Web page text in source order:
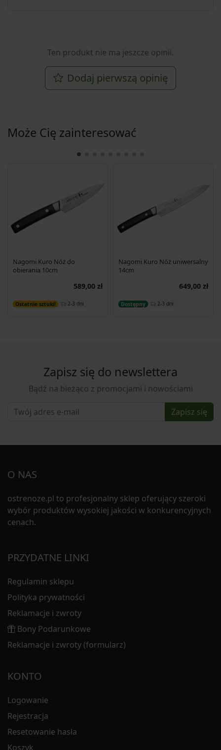
Ten produkt nie ma jeszcze opinii.
Dodaj pierwszą opinię
Może Cię zainteresować
Nagomi Kuro Nóż do
obierania 10cm
589,00 zł
Ostatnie sztuki! 2-3 dni
Dodaj do koszyka
Nagomi Kuro Nóż uniwersalny
14cm
649,00 zł
Dostępny 2-3 dni
Dodaj do koszyka
Zapisz się do newslettera
Bądź na bieżąco z promocjami i nowościami
Zapisz się
O NAS
ostrenoze.pl to profesjonalny sklep oferujący szeroki
wybór produktów wysokiej jakości w konkurencyjnych
cenach.
PRZYDATNE LINKI
Regulamin sklepu
Polityka prywatności
Reklamacje i zwroty
Bony Podarunkowe
Reklamacje i zwroty (formularz)
KONTO
Logowanie
Rejestracja
Resetowanie hasła
Koszyk